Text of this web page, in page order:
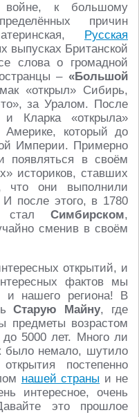
войне, к большому
причин
Русская
выпусках Британской
слова о громадной
– «Большой
«открыл» Сибирь,
то», за Уралом. После
Кларка «открыла»
который до
Империи. Примерно
появляться в своём
историков, ставших
что они выполнили
после этого, в 1780
стал Симбирском,
сменив в своём
открытий, и
фактов мы
и нашего региона! В
Старую Майну, где
предметы возрастом
5000 лет. Много ли
немало, шутило
постепенно
нашей страны и не
интересное, очень
это прошлое